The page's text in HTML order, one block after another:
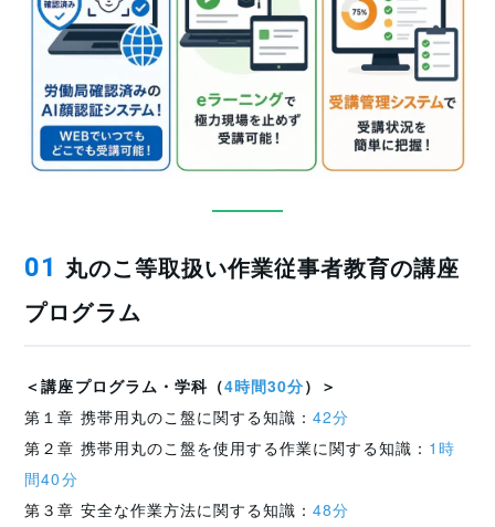
01 丸のこ等取扱い作業従事者教育の講座
プログラム
＜講座プログラム・学科（4時間30分）＞
第１章 携帯用丸のこ盤に関する知識：42分
第２章 携帯用丸のこ盤を使用する作業に関する知識： 1時
間40分
第３章 安全な作業方法に関する知識：48分